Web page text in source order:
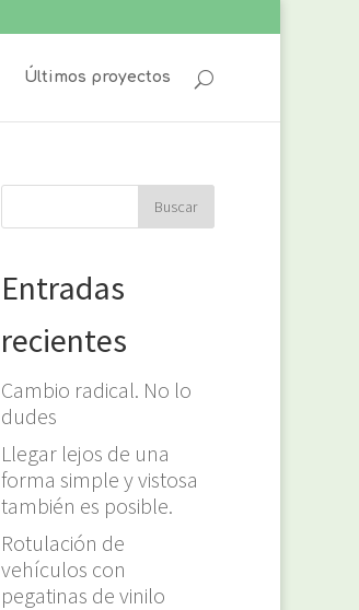
Últimos proyectos
Entradas
recientes
Cambio radical. No lo
dudes
Llegar lejos de una
forma simple y vistosa
también es posible.
Rotulación de
vehículos con
pegatinas de vinilo